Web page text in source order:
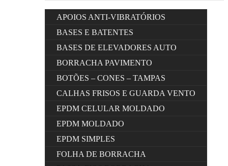
APOIOS ANTI-VIBRATÓRIOS
BASES E BATENTES
BASES DE ELEVADORES AUTO
BORRACHA PAVIMENTO
BOTÕES – CONES – TAMPAS
CALHAS FRISOS E GUARDA VENTO
EPDM CELULAR MOLDADO
EPDM MOLDADO
EPDM SIMPLES
FOLHA DE BORRACHA